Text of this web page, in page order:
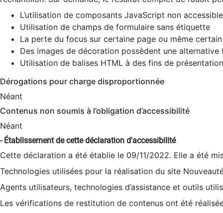
L’utilisation de composants JavaScript non
Utilisation de champs de formulaire sans étiquette
La perte du focus sur certaine page ou même
Des images de décoration possèdent une alternative
Utilisation de balises HTML à des fins de
Dérogations pour charge disproportionnée
Néant
Contenus non soumis à l’obligation d’accessibilité
Néant
- Établissement de cette déclaration d'accessibilité
Cette déclaration a été établie le 09/11/2022. Elle a été
Technologies utilisées pour la réalisation du site
Agents utilisateurs, technologies d’assistance et outils
Les vérifications de restitution de contenus ont été